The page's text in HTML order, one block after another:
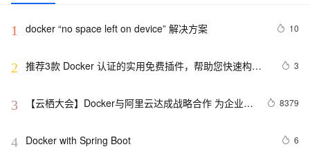
1 docker “no space left on device” 解决方案 10
2 推荐3款 Docker 认证的实用免费插件，帮助您快速构建
3
3
【云栖大会】Docker与阿里云达成战略合作 为企业级
8379
4 Docker with Spring Boot 6